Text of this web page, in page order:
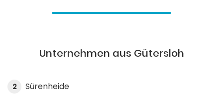
Unternehmen aus Gütersloh
2 Sürenheide